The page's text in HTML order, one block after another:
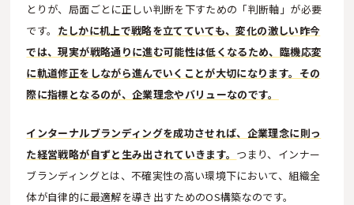
とりが、局面ごとに正しい判断を下すための「判断軸」が必要
です。 たしかに机上で戦略を立てていても、変化の激しい昨今
では、現実が戦略通りに進む可能性は低くなるため、臨機応変
に軌道修正をしながら進んでいくことが大切になります。その
際に指標となるのが、企業理念やバリューなのです。
インターナルブランディングを成功させれば、企業理念に則っ
た経営戦略が自ずと生み出されていきます。 つまり、インナー
ブランディングとは、不確実性の高い環境下において、組織全
体が自律的に最適解を導き出すためのOS構築なのです。